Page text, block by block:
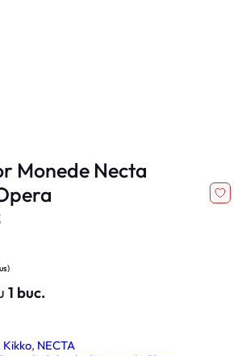
Monede Necta
1 buc.
Kikko, NECTA